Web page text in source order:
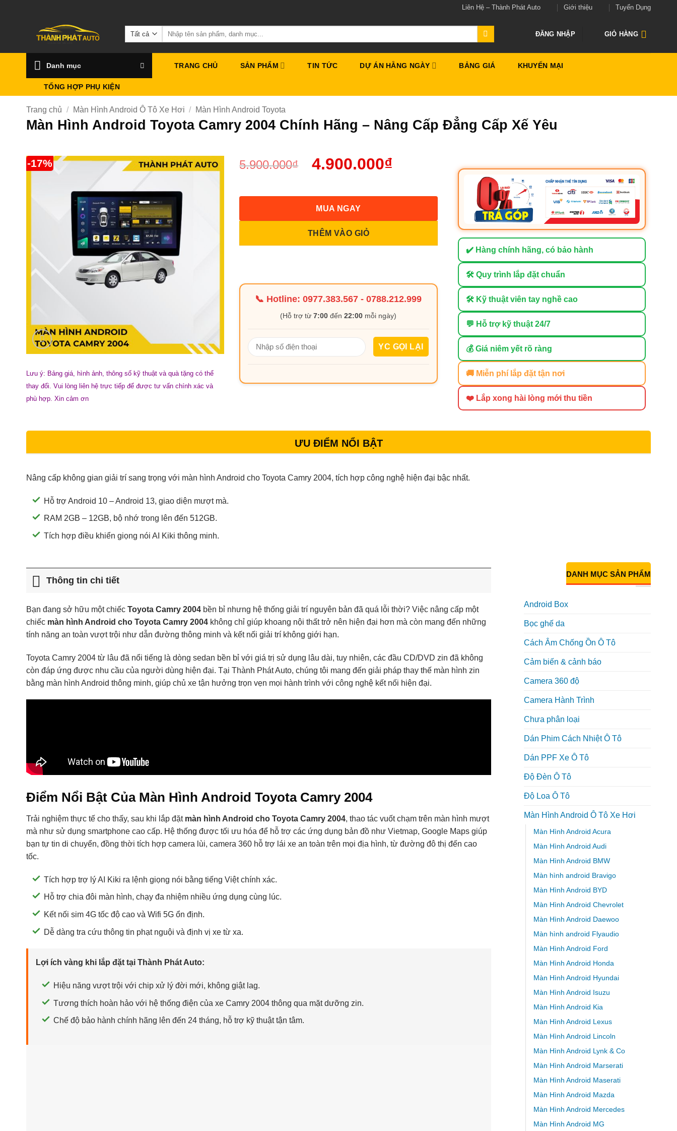
Liên Hệ – Thành Phát Auto Giới thiệu Tuyển Dụng
Tìm
kiếm:
ĐĂNG NHẬP GIỎ HÀNG
Danh mục TRANG CHỦ SẢN PHẨM TIN TỨC DỰ ÁN HẰNG NGÀY BẢNG GIÁ KHUYẾN MẠI
TỔNG HỢP PHỤ KIỆN
Trang chủ / Màn Hình Android Ô Tô Xe Hơi / Màn Hình Android Toyota
Màn Hình Android Toyota Camry 2004 Chính Hãng – Nâng Cấp Đẳng Cấp Xế Yêu
-17%
Lưu ý: Bảng giá, hình ảnh, thông số kỹ thuật và quà tặng có thể
thay đổi. Vui lòng liên hệ trực tiếp để được tư vấn chính xác và
phù hợp. Xin cảm ơn
5.900.000₫ 4.900.000₫
THÊM VÀO GIỎ
MUA NGAY
📞 Hotline:0977.383.567 -0788.212.999
(Hỗ trợ từ7:00 đến22:00 mỗi ngày)
✔️ Hàng chính hãng, có bảo hành
🛠 Quy trình lắp đặt chuẩn
🛠 Kỹ thuật viên tay nghề cao
💬 Hỗ trợ kỹ thuật 24/7
💰 Giá niêm yết rõ ràng
🚚 Miễn phí lắp đặt tận nơi
❤️ Lắp xong hài lòng mới thu tiền
ƯU ĐIỂM NỔI BẬT
Nâng cấp không gian giải trí sang trọng với màn hình Android cho Toyota Camry 2004, tích hợp công nghệ hiện đại bậc nhất.
Hỗ trợ Android 10 – Android 13, giao diện mượt mà.
RAM 2GB – 12GB, bộ nhớ trong lên đến 512GB.
Tích hợp điều khiển giọng nói AI Kiki thông minh.
Thông tin chi tiết
Bạn đang sở hữu một chiếc Toyota Camry 2004 bền bỉ nhưng hệ thống giải trí nguyên bản đã quá lỗi thời? Việc nâng cấp một
chiếc màn hình Android cho Toyota Camry 2004 không chỉ giúp khoang nội thất trở nên hiện đại hơn mà còn mang đến những
tính năng an toàn vượt trội như dẫn đường thông minh và kết nối giải trí không giới hạn.
Toyota Camry 2004 từ lâu đã nổi tiếng là dòng sedan bền bỉ với giá trị sử dụng lâu dài, tuy nhiên, các đầu CD/DVD zin đã không
còn đáp ứng được nhu cầu của người dùng hiện đại. Tại Thành Phát Auto, chúng tôi mang đến giải pháp thay thế màn hình zin
bằng màn hình Android thông minh, giúp chủ xe tận hưởng trọn vẹn mọi hành trình với công nghệ kết nối hiện đại.
Điểm Nổi Bật Của Màn Hình Android Toyota Camry 2004
Trải nghiệm thực tế cho thấy, sau khi lắp đặt màn hình Android cho Toyota Camry 2004, thao tác vuốt chạm trên màn hình mượt
mà như sử dụng smartphone cao cấp. Hệ thống được tối ưu hóa để hỗ trợ các ứng dụng bản đồ như Vietmap, Google Maps giúp
bạn tự tin di chuyển, đồng thời tích hợp camera lùi, camera 360 hỗ trợ lái xe an toàn trên mọi địa hình, từ đường đô thị đến cao
tốc.
Tích hợp trợ lý AI Kiki ra lệnh giọng nói bằng tiếng Việt chính xác.
Hỗ trợ chia đôi màn hình, chạy đa nhiệm nhiều ứng dụng cùng lúc.
Kết nối sim 4G tốc độ cao và Wifi 5G ổn định.
Dễ dàng tra cứu thông tin phạt nguội và định vị xe từ xa.
Lợi ích vàng khi lắp đặt tại Thành Phát Auto:
Hiệu năng vượt trội với chip xử lý đời mới, không giật lag.
Tương thích hoàn hảo với hệ thống điện của xe Camry 2004 thông qua mặt dưỡng zin.
Chế độ bảo hành chính hãng lên đến 24 tháng, hỗ trợ kỹ thuật tận tâm.
DANH MỤC SẢN PHẨM
Android Box
Bọc ghế da
Cách Âm Chống Ồn Ô Tô
Cảm biến & cảnh báo
Camera 360 độ
Camera Hành Trình
Chưa phân loại
Dán Phim Cách Nhiệt Ô Tô
Dán PPF Xe Ô Tô
Độ Đèn Ô Tô
Độ Loa Ô Tô
Màn Hình Android Ô Tô Xe Hơi
Màn Hình Android Acura
Màn Hình Android Audi
Màn Hình Android BMW
Màn hình android Bravigo
Màn Hình Android BYD
Màn Hình Android Chevrolet
Màn Hình Android Daewoo
Màn hình android Flyaudio
Màn Hình Android Ford
Màn Hình Android Honda
Màn Hình Android Hyundai
Màn Hình Android Isuzu
Màn Hình Android Kia
Màn Hình Android Lexus
Màn Hình Android Lincoln
Màn Hình Android Lynk & Co
Màn Hình Android Marserati
Màn Hình Android Maserati
Màn Hình Android Mazda
Màn Hình Android Mercedes
Màn Hình Android MG